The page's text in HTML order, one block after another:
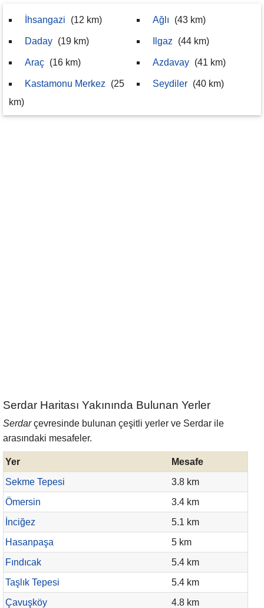
İhsangazi (12 km)
Daday (19 km)
Araç (16 km)
Kastamonu Merkez
(25
km)
Ağlı (43 km)
Ilgaz (44 km)
Azdavay (41 km)
Seydiler (40 km)
Serdar Haritası Yakınında Bulunan Yerler
Serdarçevresinde bulunan çeşitli yerler ve Serdar ile
arasındaki mesafeler.
Yer
Mesafe
Sekme Tepesi
3.8 km
Ömersin
3.4 km
İnciğez
5.1 km
Hasanpaşa
5 km
Fındıcak
5.4 km
Taşlık Tepesi
5.4 km
Çavuşköy
4.8 km